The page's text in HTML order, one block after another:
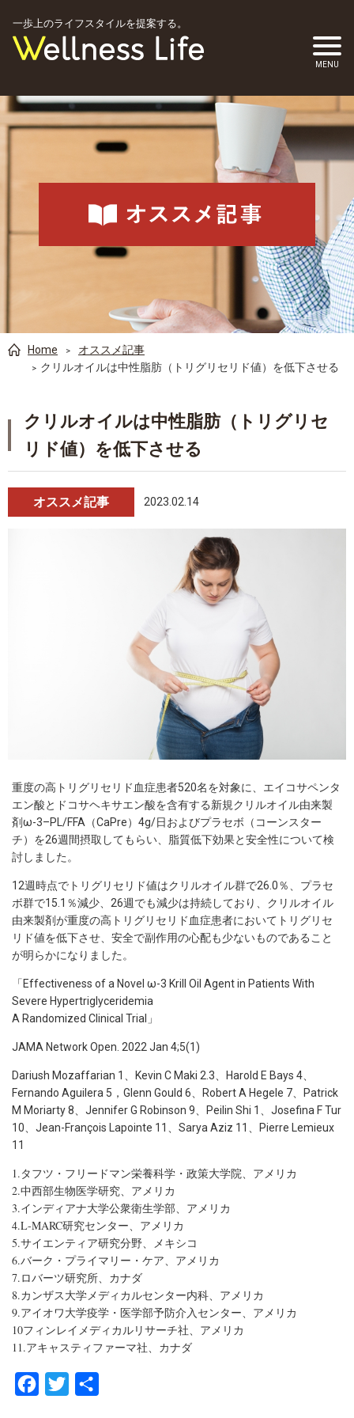
一歩上のライフスタイルを提案する。
Home
オススメ記事
クリルオイルは中性脂肪（トリグリセリド値）を低下させる
クリルオイルは中性脂肪（トリグリセ
リド値）を低下させる
オススメ記事 2023.02.14
重度の高トリグリセリド血症患者520名を対象に、エイコサペンタ
エン酸とドコサヘキサエン酸を含有する新規クリルオイル由来製
剤ω-3–PL/FFA（CaPre）4g/日およびプラセボ（コーンスター
チ）を26週間摂取してもらい、脂質低下効果と安全性について検
討しました。
12週時点でトリグリセリド値はクリルオイル群で26.0％、プラセ
ボ群で15.1％減少、26週でも減少は持続しており、クリルオイル
由来製剤が重度の高トリグリセリド血症患者においてトリグリセ
リド値を低下させ、安全で副作用の心配も少ないものであること
が明らかになりました。
「Effectiveness of a Novel ω-3 Krill Oil Agent in Patients With
Severe Hypertriglyceridemia
A Randomized Clinical Trial」
JAMA Network Open. 2022 Jan 4;5(1)
Dariush Mozaffarian 1、Kevin C Maki 2.3、Harold E Bays 4、
Fernando Aguilera 5，Glenn Gould 6、Robert A Hegele 7、Patrick
M Moriarty 8、Jennifer G Robinson 9、Peilin Shi 1、Josefina F Tur
10、Jean-François Lapointe 11、Sarya Aziz 11、Pierre Lemieux
11
1.タフツ・フリードマン栄養科学・政策大学院、アメリカ
2.中西部生物医学研究、アメリカ
3.インディアナ大学公衆衛生学部、アメリカ
4.L-MARC研究センター、アメリカ
5.サイエンティア研究分野、メキシコ
6.バーク・プライマリー・ケア、アメリカ
7.ロバーツ研究所、カナダ
8.カンザス大学メディカルセンター内科、アメリカ
9.アイオワ大学疫学・医学部予防介入センター、アメリカ
10フィンレイメディカルリサーチ社、アメリカ
11.アキャスティファーマ社、カナダ